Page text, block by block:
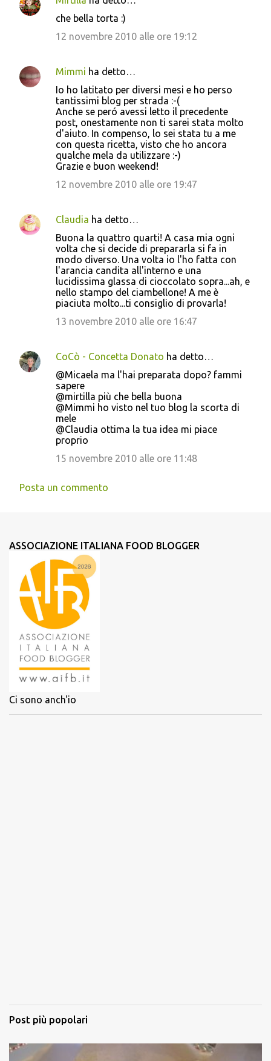
che bella torta :)
12 novembre 2010 alle ore 19:12
Mimmi ha detto…
Io ho latitato per diversi mesi e ho perso
tantissimi blog per strada :-(
Anche se peró avessi letto il precedente
post, onestamente non ti sarei stata molto
d'aiuto. In compenso, lo sei stata tu a me
con questa ricetta, visto che ho ancora
qualche mela da utilizzare :-)
Grazie e buon weekend!
12 novembre 2010 alle ore 19:47
Claudia ha detto…
Buona la quattro quarti! A casa mia ogni
volta che si decide di prepararla si fa in
modo diverso. Una volta io l'ho fatta con
l'arancia candita all'interno e una
lucidissima glassa di cioccolato sopra...ah, e
nello stampo del ciambellone! A me è
piaciuta molto...ti consiglio di provarla!
13 novembre 2010 alle ore 16:47
CoCò - Concetta Donato ha detto…
@Micaela ma l'hai preparata dopo? fammi
sapere
@mirtilla più che bella buona
@Mimmi ho visto nel tuo blog la scorta di
mele
@Claudia ottima la tua idea mi piace
proprio
15 novembre 2010 alle ore 11:48
Posta un commento
ASSOCIAZIONE ITALIANA FOOD BLOGGER
Ci sono anch'io
Post più popolari